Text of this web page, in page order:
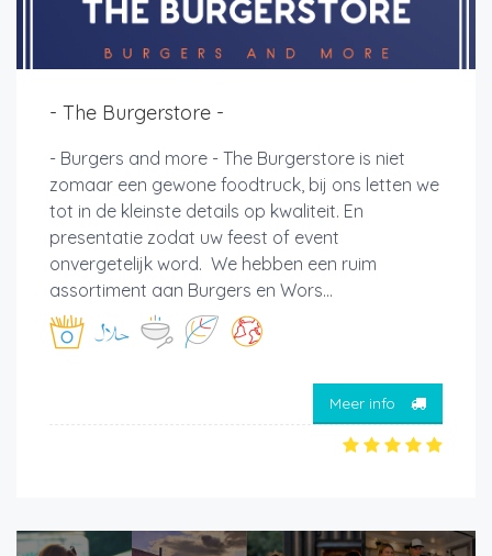
- The Burgerstore -
- Burgers and more - The Burgerstore is niet
zomaar een gewone foodtruck, bij ons letten we
tot in de kleinste details op kwaliteit. En
presentatie zodat uw feest of event
onvergetelijk word. We hebben een ruim
assortiment aan Burgers en Wors...
Meer info